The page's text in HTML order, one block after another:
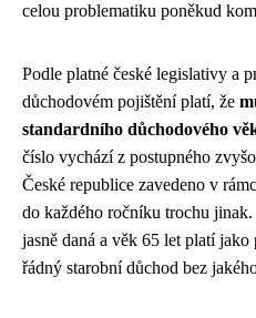
celou problematiku poněkud
Podle platné české legislativy a
důchodovém pojištění platí, že
standardního důchodového
číslo vychází z postupného
České republice zavedeno v
do každého ročníku trochu
jasně daná a věk 65 let platí
řádný starobní důchod bez